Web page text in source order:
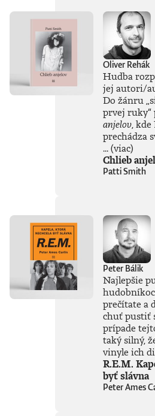
fašizmus, revolúciu,
imagináciu, Garáže,
gitaru, klavír,
mamu, otca aj
brata.Štyri
medzihry vo forme
posluchových
jukeboxov testujú
Denisov hudobný
rozhľad. Body
pozbiera takmer za
všetko.Za rozhovor
s Denisom Bangom
o Beatles, ktorý je
Oliver Rehák
Hudba
jej autori/
Do žánru „
prvej ruky“
anjelov,
prechádza
...(viac)
Chlieb
Patti Smith
Peter Bálik
Najlepšie
prečítate a
chuť pustiť
prípade
taký silný,
vinyle ich
R.E.M.
byť slávna
Peter Ames